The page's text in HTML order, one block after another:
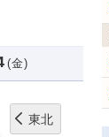
(金)
東北